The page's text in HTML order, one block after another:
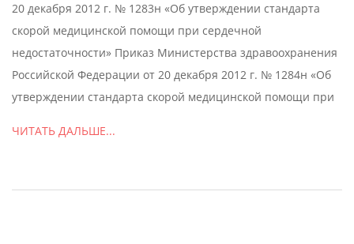
20 декабря 2012 г. № 1283н «Об утверждении стандарта
скорой медицинской помощи при сердечной
недостаточности» Приказ Министерства здравоохранения
Российской Федерации от 20 декабря 2012 г. № 1284н «Об
утверждении стандарта скорой медицинской помощи при
ЧИТАТЬ ДАЛЬШЕ...